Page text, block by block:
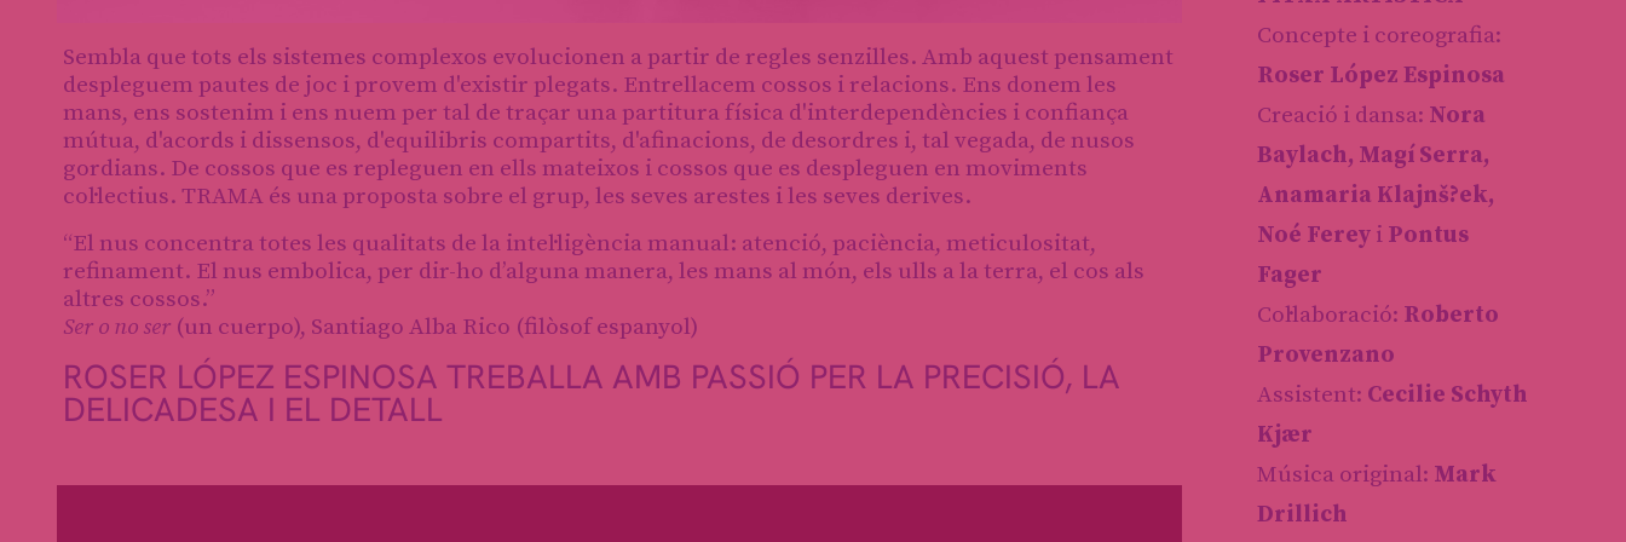
Concepte i coreografia:
Roser López Espinosa
Creació i dansa: Nora
Baylach, Magí Serra,
Anamaria Klajnš?ek,
Noé Ferey i Pontus
Fager
Col·laboració: Roberto
Provenzano
Assistent: Cecilie Schyth
Kjær
Música original: Mark
Drillich
Sembla que tots els sistemes complexos evolucionen a partir de regles senzilles. Amb aquest pensament
despleguem pautes de joc i provem d'existir plegats. Entrellacem cossos i relacions. Ens donem les
mans, ens sostenim i ens nuem per tal de traçar una partitura física d'interdependències i confiança
mútua, d'acords i dissensos, d'equilibris compartits, d'afinacions, de desordres i, tal vegada, de nusos
gordians. De cossos que es repleguen en ells mateixos i cossos que es despleguen en moviments
col·lectius. TRAMA és una proposta sobre el grup, les seves arestes i les seves derives.
“El nus concentra totes les qualitats de la intel·ligència manual: atenció, paciència, meticulositat,
refinament. El nus embolica, per dir-ho d’alguna manera, les mans al món, els ulls a la terra, el cos als
altres cossos.”
Ser o no ser (un cuerpo), Santiago Alba Rico (filòsof espanyol)
ROSER LÓPEZ ESPINOSA TREBALLA AMB PASSIÓ PER LA PRECISIÓ, LA
DELICADESA I EL DETALL